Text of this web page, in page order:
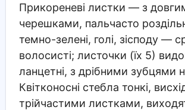
Прикореневі листки — з
черешками, пальчасто
темно-зелені, голі, зісподу —
волосисті; листочки (їх 5)
ланцетні, з дрібними зубцями
Квітконосні стебла тонкі,
трійчастими листками,